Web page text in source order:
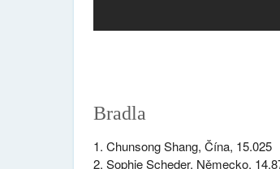
Bradla
1. Chunsong Shang, Čína, 15.025
2. Sophie Scheder, Německo,